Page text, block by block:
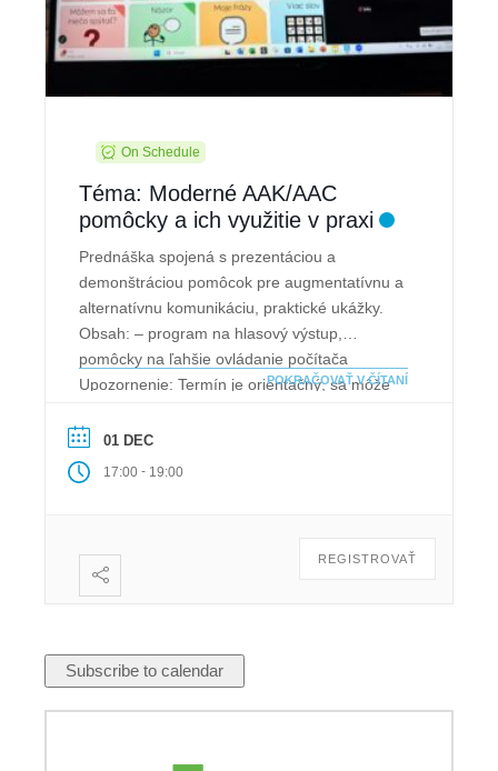
On Schedule
Téma: Moderné AAK/AAC
pomôcky a ich využitie v praxi
Prednáška spojená s prezentáciou a
demonštráciou pomôcok pre augmentatívnu a
alternatívnu komunikáciu, praktické ukážky.
Obsah: – program na hlasový výstup,
pomôcky na ľahšie ovládanie počítača
Upozornenie: Termín je orientačný, sa môže
“Poznámke” zdôvodniť, prečo máte záujem o
prednášku. Následne Vás budeme
kontaktovať.
POKRAČOVAŤ V ČÍTANÍ
01 DEC
17:00 - 19:00
REGISTROVAŤ
Subscribe to calendar